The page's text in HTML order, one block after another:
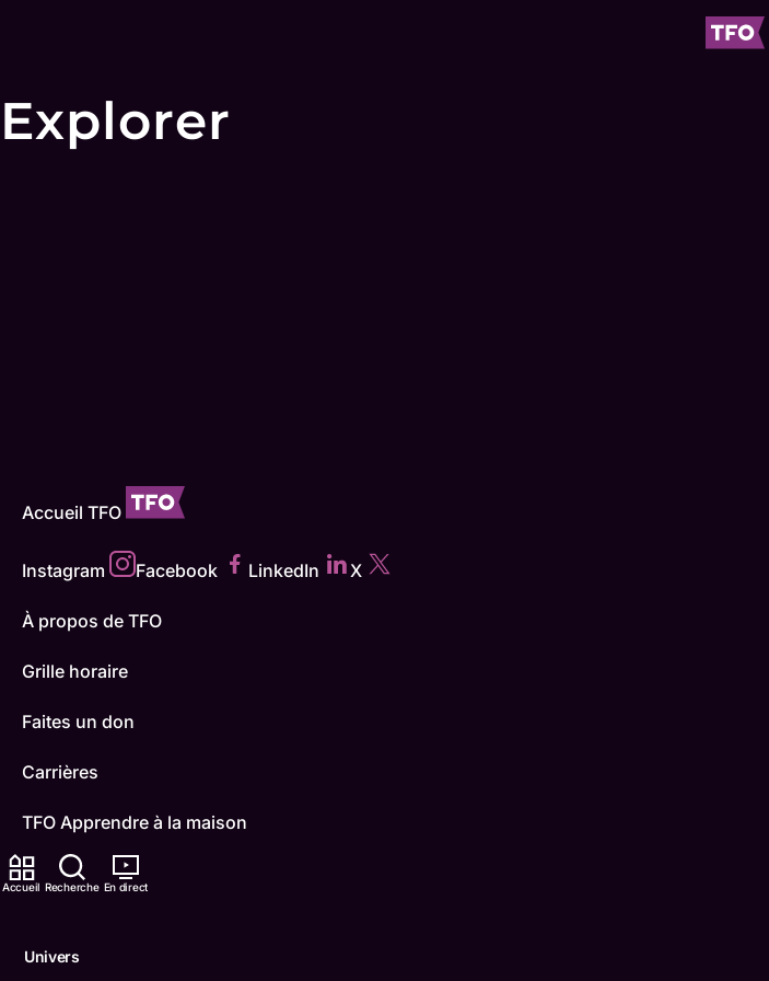
Accueil Recherche En direct
Univers
Explorer
Accueil TFO
Instagram Facebook LinkedIn X
À propos de TFO
Grille horaire
Faites un don
Carrières
TFO Apprendre à la maison
Comment nous capter